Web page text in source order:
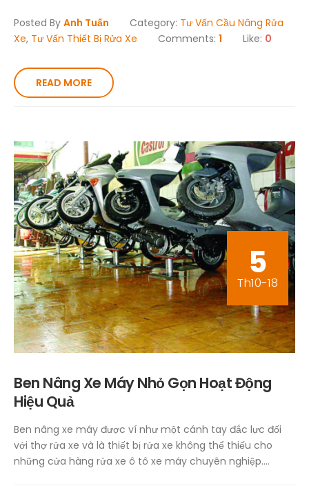
Posted By Anh Tuấn Category: Tư Vấn Cầu Nâng Rửa
Xe, Tư Vấn Thiết Bị Rửa Xe Comments: 1 Like: 0
READ MORE
5
Th10-18
Ben Nâng Xe Máy Nhỏ Gọn Hoạt Động
Hiệu Quả
Ben nâng xe máy được ví như một cánh tay đắc lực đối
với thợ rửa xe và là thiết bị rửa xe không thể thiếu cho
những cửa hàng rửa xe ô tô xe máy chuyên nghiệp....